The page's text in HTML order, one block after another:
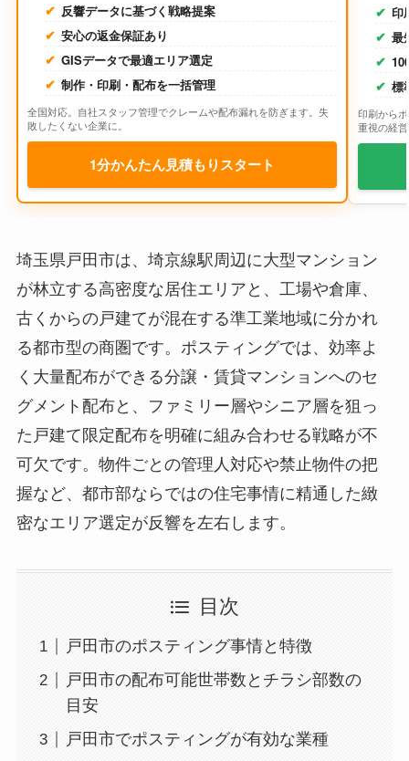
反響データに基づく戦略提案
安心の返金保証あり
GISデータで最適エリア選定
制作・印刷・配布を一括管理
全国対応。自社スタッフ管理でクレームや配布漏れを防ぎます。失
敗したくない企業に。
1分かんたん見積もりスタート
印
最
標
印刷から
重視の経
埼玉県戸田市は、埼京線駅周辺に大型マンション
が林立する高密度な居住エリアと、工場や倉庫、
古くからの戸建てが混在する準工業地域に分かれ
る都市型の商圏です。ポスティングでは、効率よ
く大量配布ができる分譲・賃貸マンションへのセ
グメント配布と、ファミリー層やシニア層を狙っ
た戸建て限定配布を明確に組み合わせる戦略が不
可欠です。物件ごとの管理人対応や禁止物件の把
握など、都市部ならではの住宅事情に精通した緻
密なエリア選定が反響を左右します。
目次
戸田市のポスティング事情と特徴
戸田市の配布可能世帯数とチラシ部数の
目安
戸田市でポスティングが有効な業種